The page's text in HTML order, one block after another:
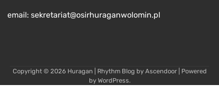
email: sekretariat@osirhuraganwolomin.pl
Copyright © 2026 Huragan | Rhythm Blog by Ascendoor| Powered
by WordPress.